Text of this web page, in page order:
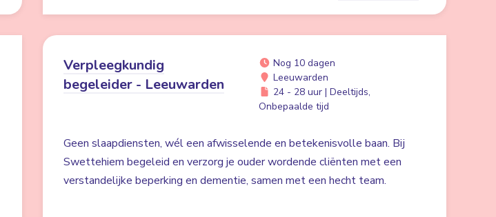
Verpleegkundig
begeleider - Leeuwarden
Nog 10 dagen
Leeuwarden
24 - 28 uur | Deeltijds,
Onbepaalde tijd
Geen slaapdiensten, wél een afwisselende en betekenisvolle baan. Bij
Swettehiem begeleid en verzorg je ouder wordende cliënten met een
verstandelijke beperking en dementie, samen met een hecht team.